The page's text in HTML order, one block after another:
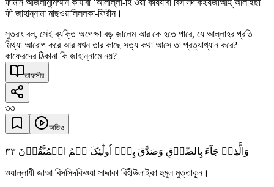
ফামান আজলামুমিম্মান কাযাবা ‘আলাল্লা-হি ওয়া কাযযাবা বিসসিদকিইযজাআহূ আলাইছা
ফী জাহান্নামা মাছওয়ালিললকা-ফিরীন।
সুতরাং বল, সেই ব্যক্তি অপেক্ষা বড় জালেম আর কে হতে পারে, যে আল্লাহর প্রতি
মিথ্যা আরোপ করে আর যখন তার কাছে সত্য কথা আসে তা প্রত্যাখ্যান করে?
কাফেরদের ঠিকানা কি জাহান্নামে নয়?
তাফসীর
৩৩
অডিও
وَالَّذِیۡ جَآءَ بِالصِّدۡقِ وَصَدَّقَ بِہٖۤ اُولٰٓئِکَ ہُمُ الۡمُتَّقُوۡنَ ٣٣
ওয়াল্লাযী জাআ বিসসিদকিওয়া সাদ্দাকা বিহীউলাইকা হুমুল মুত্তাকূন।